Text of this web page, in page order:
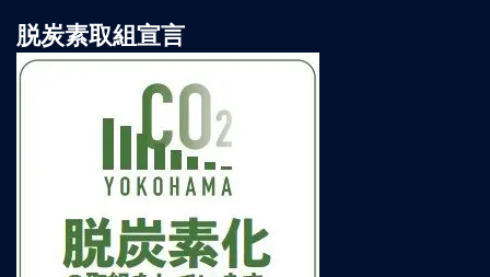
脱炭素取組宣言